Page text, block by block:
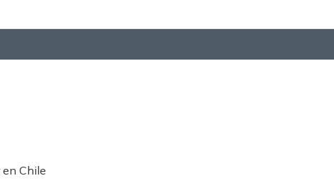
Chile